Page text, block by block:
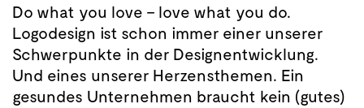
Do what you love – love what you do.
Logodesign ist schon immer einer unserer
Schwerpunkte in der Designentwicklung.
Und eines unserer Herzensthemen. Ein
gesundes Unternehmen braucht kein (gutes)